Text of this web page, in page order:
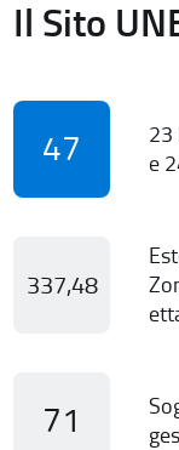
Il Sito
47
23
e
337,48
71